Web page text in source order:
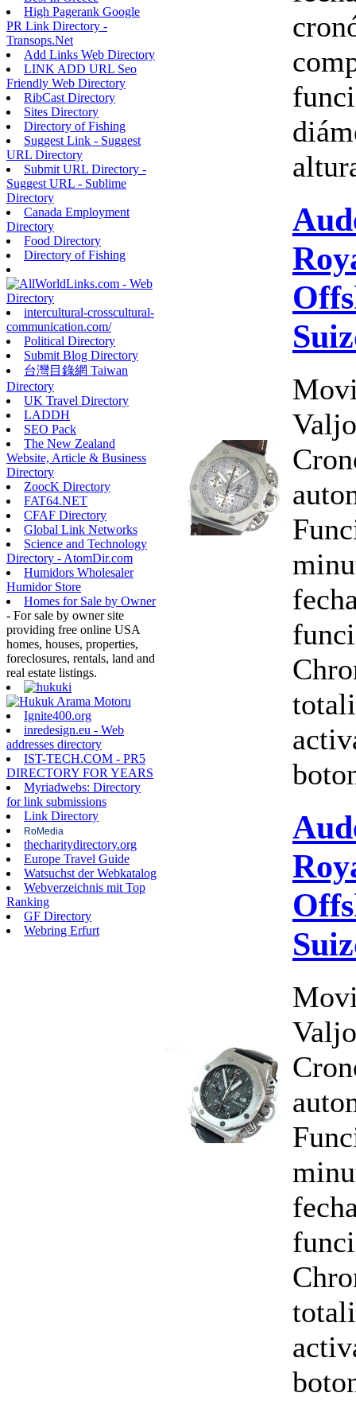
High Pagerank Google
PR Link Directory -
Transops.Net
Add Links Web Directory
LINK ADD URL Seo
Friendly Web Directory
RibCast Directory
Sites Directory
Directory of Fishing
Suggest Link - Suggest
URL Directory
Submit URL Directory -
Suggest URL - Sublime
Directory
Canada Employment
Directory
Food Directory
Directory of Fishing
intercultural-crosscultural-
communication.com/
Political Directory
Submit Blog Directory
台灣目錄網 Taiwan
Directory
UK Travel Directory
LADDH
SEO Pack
The New Zealand
Website, Article & Business
Directory
ZoocK Directory
FAT64.NET
CFAF Directory
Global Link Networks
Science and Technology
Directory - AtomDir.com
Humidors Wholesaler
Humidor Store
Homes for Sale by Owner
- For sale by owner site
providing free online USA
homes, houses, properties,
foreclosures, rentals, land and
real estate listings.
Ignite400.org
inredesign.eu - Web
addresses directory
IST-TECH.COM - PR5
DIRECTORY FOR YEARS
Myriadwebs: Directory
for link submissions
Link Directory
RoMedia
thecharitydirectory.org
Europe Travel Guide
Watsuchst der Webkatalog
Webverzeichnis mit Top
Ranking
GF Directory
Webring Erfurt